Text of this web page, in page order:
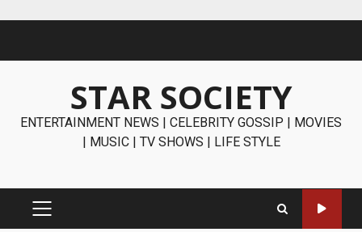
STAR SOCIETY
ENTERTAINMENT NEWS | CELEBRITY GOSSIP | MOVIES
| MUSIC | TV SHOWS | LIFE STYLE
PRIMARY